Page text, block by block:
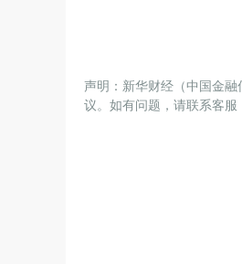
声明：新华财经（中国金
议。如有问题，请联系客服